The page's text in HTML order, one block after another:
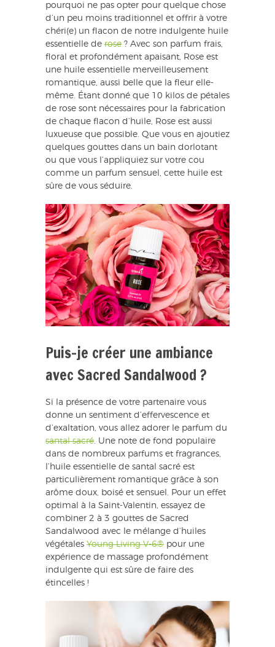
pourquoi ne pas opter pour quelque chose
d’un peu moins traditionnel et offrir à votre
chéri(e) un flacon de notre indulgente huile
essentielle de rose ? Avec son parfum frais,
floral et profondément apaisant, Rose est
une huile essentielle merveilleusement
romantique, aussi belle que la fleur elle-
même. Étant donné que 10 kilos de pétales
de rose sont nécessaires pour la fabrication
de chaque flacon d’huile, Rose est aussi
luxueuse que possible. Que vous en ajoutiez
quelques gouttes dans un bain dorlotant
ou que vous l’appliquiez sur votre cou
comme un parfum sensuel, cette huile est
sûre de vous séduire.
Puis-je créer une ambiance
avec Sacred Sandalwood ?
Si la présence de votre partenaire vous
donne un sentiment d’effervescence et
d’exaltation, vous allez adorer le parfum du
santal sacré. Une note de fond populaire
dans de nombreux parfums et fragrances,
l’huile essentielle de santal sacré est
particulièrement romantique grâce à son
arôme doux, boisé et sensuel. Pour un effet
optimal à la Saint-Valentin, essayez de
combiner 2 à 3 gouttes de Sacred
Sandalwood avec le mélange d’huiles
végétales Young Living V-6® pour une
expérience de massage profondément
indulgente qui est sûre de faire des
étincelles !